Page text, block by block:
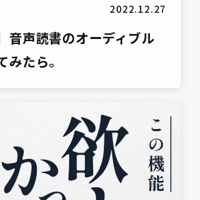
2022.12.27
音声読書のオーディブル
たら。